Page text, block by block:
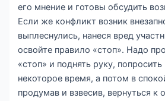
его мнение и готовы обсудить
Если же конфликт возник
выплеснулись, нанеся вред
освойте правило «стоп». Надо
«стоп» и поднять руку, попросить
некоторое время, а потом в
продумав и взвесив, вернуться